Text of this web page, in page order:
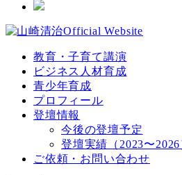
教育・子育て講演
ビジネス人材育成
青少年育成
プロフィール
登壇情報
今後の登壇予定
登壇実績（2023〜2026
ご依頼・お問い合わせ